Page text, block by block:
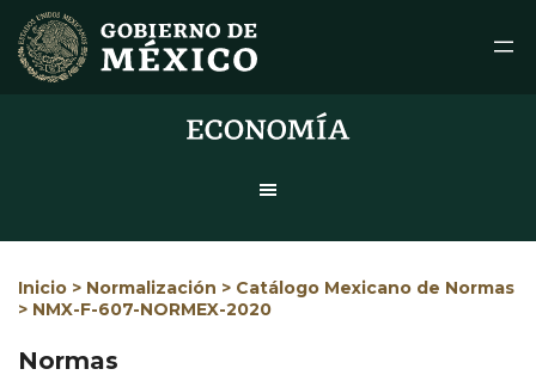
Saltar
contenido
Inicio > Normalización > Catálogo Mexicano de Normas
> NMX-F-607-NORMEX-2020
Normas